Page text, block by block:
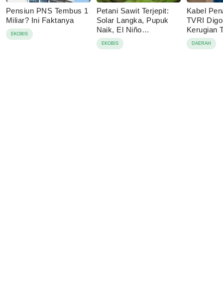
Pensiun PNS Tembus 1
Miliar? Ini Faktanya
EKOBIS
Petani Sawit Terjepit:
Solar Langka, Pupuk
Naik, El Niño
Mengancam
EKOBIS
Kabel
TVRI
Kerugian
Juta
DAERAH